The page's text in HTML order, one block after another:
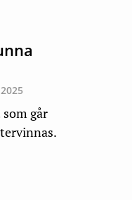
går